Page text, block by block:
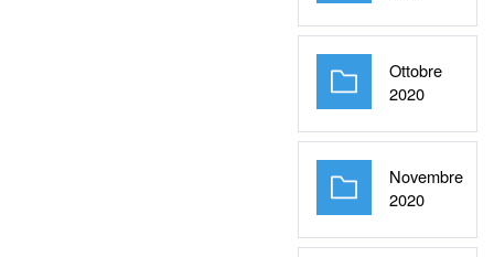
Ottobre
2020Cartella
Novembre
2020Cartella